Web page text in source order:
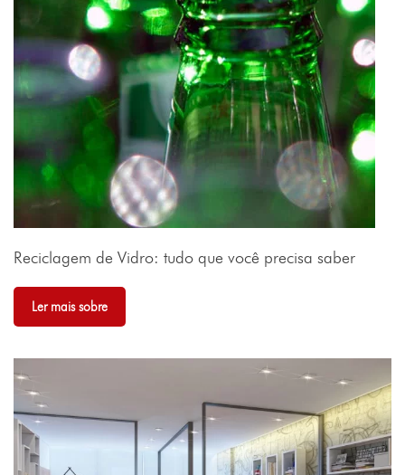
Reciclagem de Vidro: tudo que você precisa saber
Ler mais sobre